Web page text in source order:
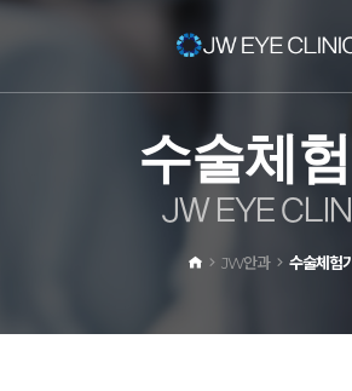
수술체 험
JW EYE CL N
JW안과 수술체험기